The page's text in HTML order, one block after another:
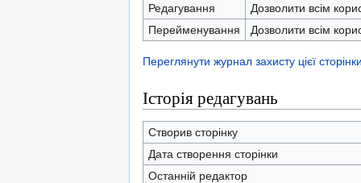
Редагування
Дозволити всім
Перейменування
Дозволити всім
Переглянути журнал захисту цієї
Історія редагувань
Створив сторінку
Дата створення сторінки
Останній редактор